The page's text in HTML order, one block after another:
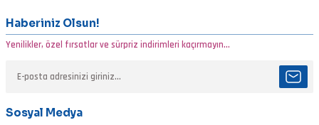
Ürün resmi kalitesiz, bozuk veya görüntülenemiyor.
Ürün açıklamasında eksik bilgiler bulunuyor.
Ürün fiyatı diğer sitelerden daha pahalı.
Haberiniz Olsun!
Yenilikler, özel fırsatlar ve sürpriz indirimleri kaçırmayın...
Sosyal Medya